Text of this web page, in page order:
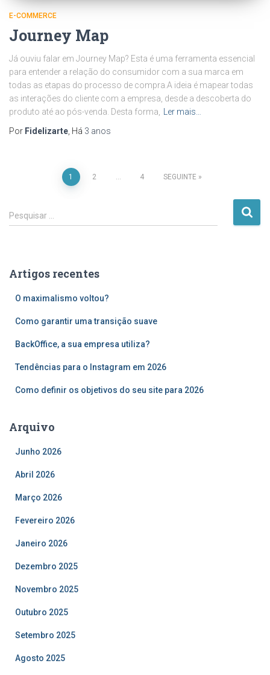
E-COMMERCE
Journey Map
Já ouviu falar em Journey Map? Esta é uma ferramenta essencial
para entender a relação do consumidor com a sua marca em
todas as etapas do processo de compra.A ideia é mapear todas
as interações do cliente com a empresa, desde a descoberta do
produto até ao pós-venda. Desta forma,
Ler mais…
Por Fidelizarte , Há 3 anos
Paginação
dos
1 2 4 SEGUINTE
P
e
i
Pesquisar …
Artigos recentes
O maximalismo voltou?
Como garantir uma transição suave
BackOffice, a sua empresa utiliza?
Tendências para o Instagram em 2026
Como definir os objetivos do seu site para 2026
Arquivo
Junho 2026
Abril 2026
Março 2026
Fevereiro 2026
Janeiro 2026
Dezembro 2025
Novembro 2025
Outubro 2025
Setembro 2025
Agosto 2025